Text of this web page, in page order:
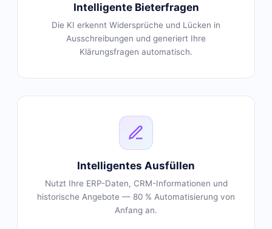
Intelligente Bieterfragen
Die KI erkennt Widersprüche und Lücken in
Ausschreibungen und generiert Ihre
Klärungsfragen automatisch.
Intelligentes Ausfüllen
Nutzt Ihre ERP-Daten, CRM-Informationen und
historische Angebote — 80 % Automatisierung von
Anfang an.